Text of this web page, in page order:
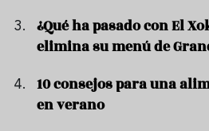
¿Qué ha pasado con El
elimina su menú de
10 consejos para una
en verano